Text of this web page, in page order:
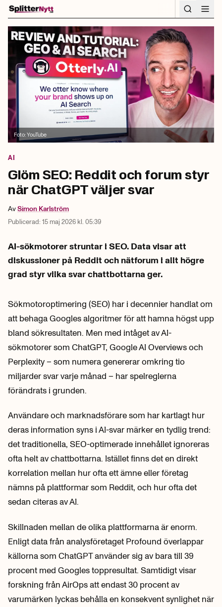
Hoppa till innehåll
Foto:YouTube
AI
Glöm SEO: Reddit och forum styr
när ChatGPT väljer svar
AvSimon Karlström
Publicerad: 15 maj 2026 kl. 05:39
AI-sökmotorer struntar i SEO. Data visar att
diskussioner på Reddit och nätforum i allt högre
grad styr vilka svar chattbottarna ger.
Sökmotoroptimering (SEO) har i decennier handlat om
att behaga Googles algoritmer för att hamna högst upp
bland sökresultaten. Men med intåget av AI-
sökmotorer som ChatGPT, Google AI Overviews och
Perplexity – som numera genererar omkring tio
miljarder svar varje månad – har spelreglerna
förändrats i grunden.
Användare och marknadsförare som har kartlagt hur
deras information syns i AI-svar märker en tydlig trend:
det traditionella, SEO-optimerade innehållet ignoreras
ofta helt av chattbottarna. Istället finns det en direkt
korrelation mellan hur ofta ett ämne eller företag
nämns på plattformar som Reddit, och hur ofta det
sedan citeras av AI.
Skillnaden mellan de olika plattformarna är enorm.
Enligt data från analysföretaget Profound överlappar
källorna som ChatGPT använder sig av bara till 39
procent med Googles toppresultat. Samtidigt visar
forskning från AirOps att endast 30 procent av
varumärken lyckas behålla en konsekvent synlighet när